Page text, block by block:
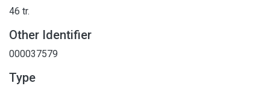
46 tr.
Other Identifier
000037579
Type